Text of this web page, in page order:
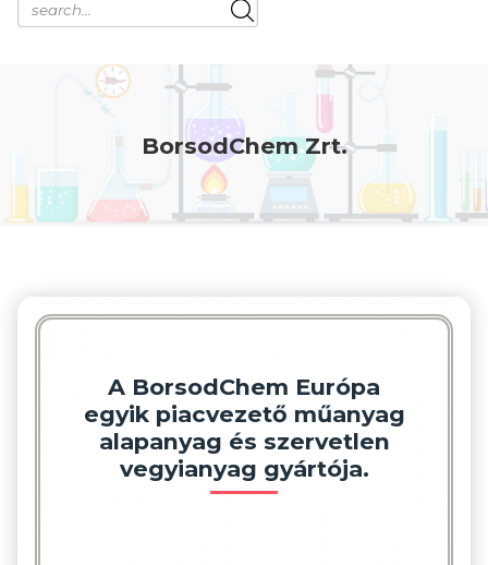
BorsodChem Zrt.
A BorsodChem Európa
egyik piacvezető műanyag
alapanyag és szervetlen
vegyianyag gyártója.